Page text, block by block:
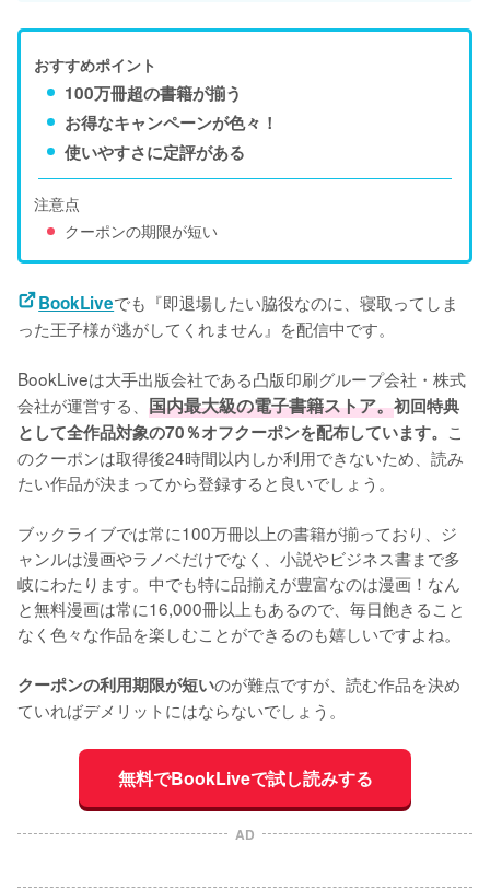
おすすめポイント
100万冊超の書籍が揃う
お得なキャンペーンが色々！
使いやすさに定評がある
注意点
クーポンの期限が短い
BookLiveでも『即退場したい脇役なのに、寝取ってしま
った王子様が逃がしてくれません』を配信中です。
BookLiveは大手出版会社である凸版印刷グループ会社・株式
会社が運営する、 国内最大級の電子書籍ストア。初回特典
として全作品対象の70％オフクーポンを配布しています。 こ
のクーポンは取得後24時間以内しか利用できないため、読み
たい作品が決まってから登録すると良いでしょう。
ブックライブでは常に100万冊以上の書籍が揃っており、ジ
ャンルは漫画やラノベだけでなく、小説やビジネス書まで多
岐にわたります。中でも特に品揃えが豊富なのは漫画！なん
と無料漫画は常に16,000冊以上もあるので、毎日飽きること
なく色々な作品を楽しむことができるのも嬉しいですよね。
クーポンの利用期限が短いのが難点ですが、読む作品を決め
ていればデメリットにはならないでしょう。
無料でBookLiveで試し読みする
AD